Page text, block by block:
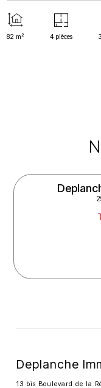
82 m² 4 pièces
Deplanche
13 bis Boulevard de la